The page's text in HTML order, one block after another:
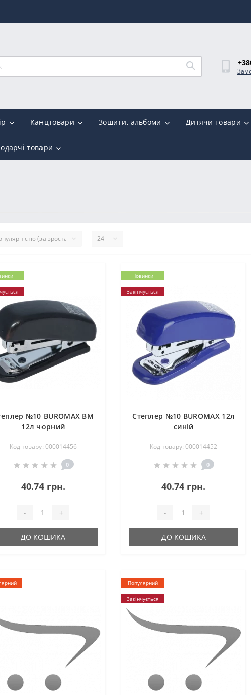
Канцтовари Зошити, альбоми Дитячи товари
товари
№10 ВUROМAX ВМ
12л чорний
Код товару: 000014456
0
40.74 грн.
- +
ДО КОШИКА
Новинки
Закінчується
Степлер №10 ВUROМAX 12л
синій
Код товару: 000014452
0
40.74 грн.
- +
ДО КОШИКА
Популярний
Закінчується